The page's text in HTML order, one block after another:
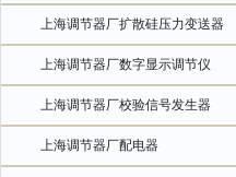
上海调节器厂扩散硅压力变送器
上海调节器厂数字显示调节仪
上海调节器厂校验信号发生器
上海调节器厂配电器